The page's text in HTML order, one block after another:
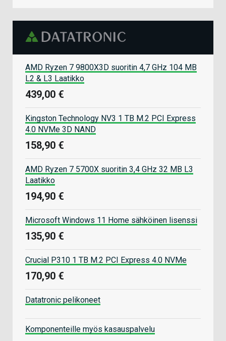
AMD Ryzen 7 9800X3D suoritin 4,7 GHz 104 MB
L2 & L3 Laatikko
439,00 €
Kingston Technology NV3 1 TB M.2 PCI Express
4.0 NVMe 3D NAND
158,90 €
AMD Ryzen 7 5700X suoritin 3,4 GHz 32 MB L3
Laatikko
194,90 €
Microsoft Windows 11 Home sähköinen lisenssi
135,90 €
Crucial P310 1 TB M.2 PCI Express 4.0 NVMe
170,90 €
Datatronic pelikoneet
Komponenteille myös kasauspalvelu